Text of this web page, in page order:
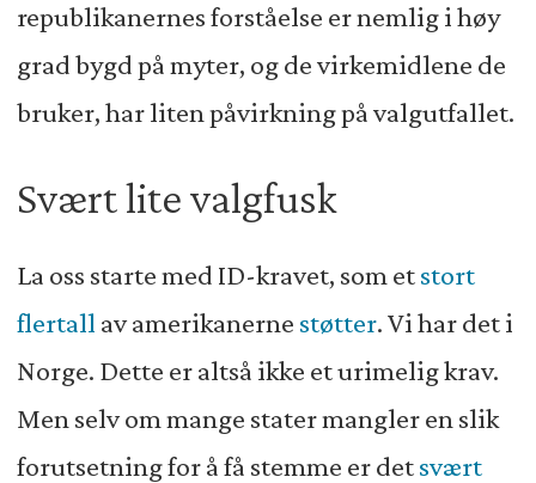
republikanernes forståelse er nemlig i høy
grad bygd på myter, og de virkemidlene de
bruker, har liten påvirkning på valgutfallet.
Svært lite valgfusk
La oss starte med ID-kravet, som etstort
flertall av amerikanerne støtter. Vi har det i
Norge. Dette er altså ikke et urimelig krav.
Men selv om mange stater mangler en slik
forutsetning for å få stemme er detsvært